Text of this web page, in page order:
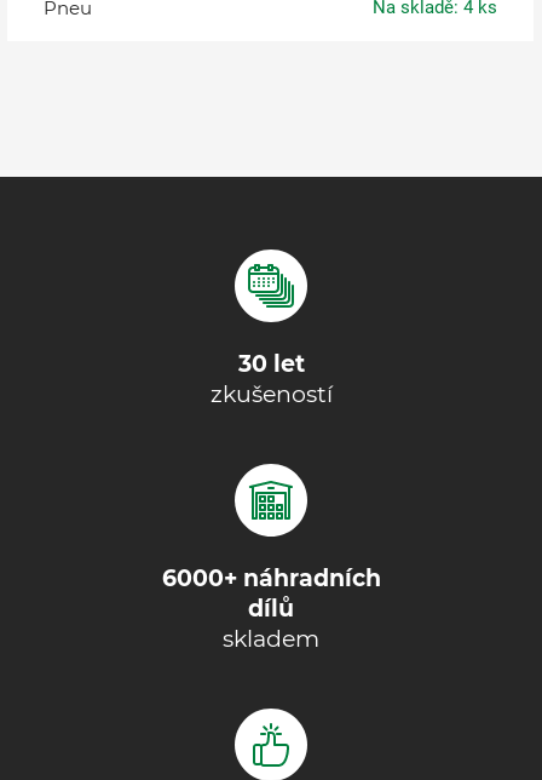
Pneu Na skladě: 4 ks
30 let
zkušeností
6000+ náhradních
dílů
skladem